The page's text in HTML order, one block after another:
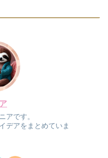
アです。
デアをまとめていま